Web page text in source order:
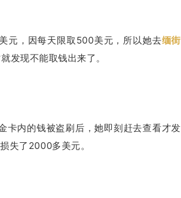
元，因每天限取500美元，所以她去缅街
发现不能取钱出来了。
卡内的钱被盗刷后，她即刻赶去查看才发
失了2000多美元。